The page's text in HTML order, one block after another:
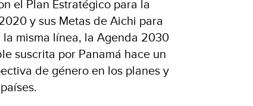
el Plan Estratégico para la
y sus Metas de Aichi para
misma línea, la Agenda 2030
suscrita por Panamá hace un
de género en los planes y